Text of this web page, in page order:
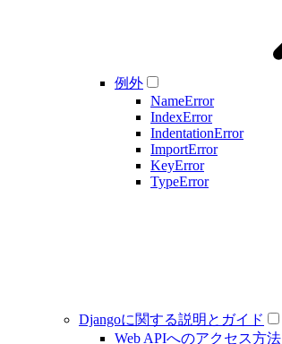
例外
NameError
IndexError
IndentationError
ImportError
KeyError
TypeError
Djangoに関する説明とガイド
Web APIへのアクセス方法